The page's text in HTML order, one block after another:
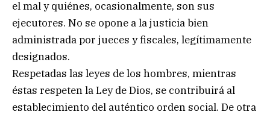
el mal y quiénes, ocasionalmente, son sus
ejecutores. No se opone a la justicia bien
administrada por jueces y fiscales, legítimamente
designados.
Respetadas las leyes de los hombres, mientras
éstas respeten la Ley de Dios, se contribuirá al
establecimiento del auténtico orden social. De otra